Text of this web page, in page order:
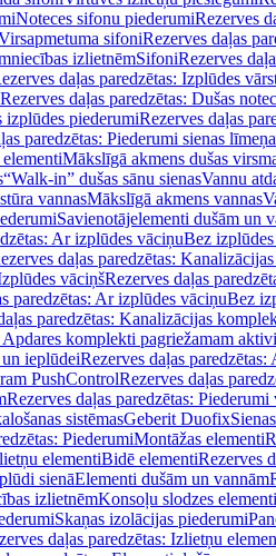
Noteces sifonu piederumiRezerves
sifoniRezerves daļas
izlietnēmSifoniRezerves
daļas paredzētas: Izplūdes
Rezerves daļas paredzētas: Dušas
izplūdes piederumiRezerves daļas
paredzētas: Piederumi sienas
Mākslīgā akmens dušas
“Walk-in” dušas sānu sienasVannu
vannasMākslīgā akmens vannas
Savienotājelementi dušām un
Ar izplūdes vāciņuBez
daļas paredzētas:
vāciņšRezerves daļas
paredzētas: Ar izplūdes vāciņuBez
paredzētas: Kanalizācijas
Apdares komplekti pagriežamam
ieplūdeiRezerves daļas
PushControlRezerves daļas
Rezerves daļas paredzētas:
sistēmasGeberit Duofix
PiederumiMontāžas elementi
elementiBidē elementiRezerves
sienāElementi dušām un vannām
izlietnēmKonsoļu slodzes elementi
Skaņas izolācijas piederumi
daļas paredzētas: Izlietņu